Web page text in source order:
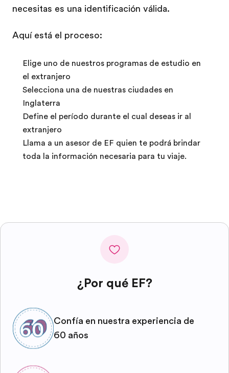
necesitas es una identificación válida.
Aquí está el proceso:
Elige uno de nuestros programas de estudio en
el extranjero
Selecciona una de nuestras ciudades en
Inglaterra
Define el período durante el cual deseas ir al
extranjero
Llama a un asesor de EF quien te podrá brindar
toda la información necesaria para tu viaje.
¿Por qué EF?
Confía en nuestra experiencia de
60 años